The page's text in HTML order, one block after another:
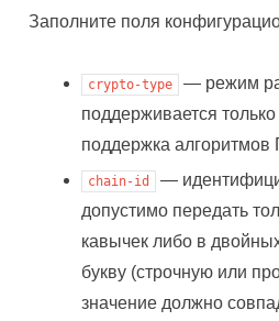
Заполните поля
crypto-type
— режим
поддерживается
поддержка
chain-id
—
допустимо передать
кавычек либо в
букву (строчную или
значение должно